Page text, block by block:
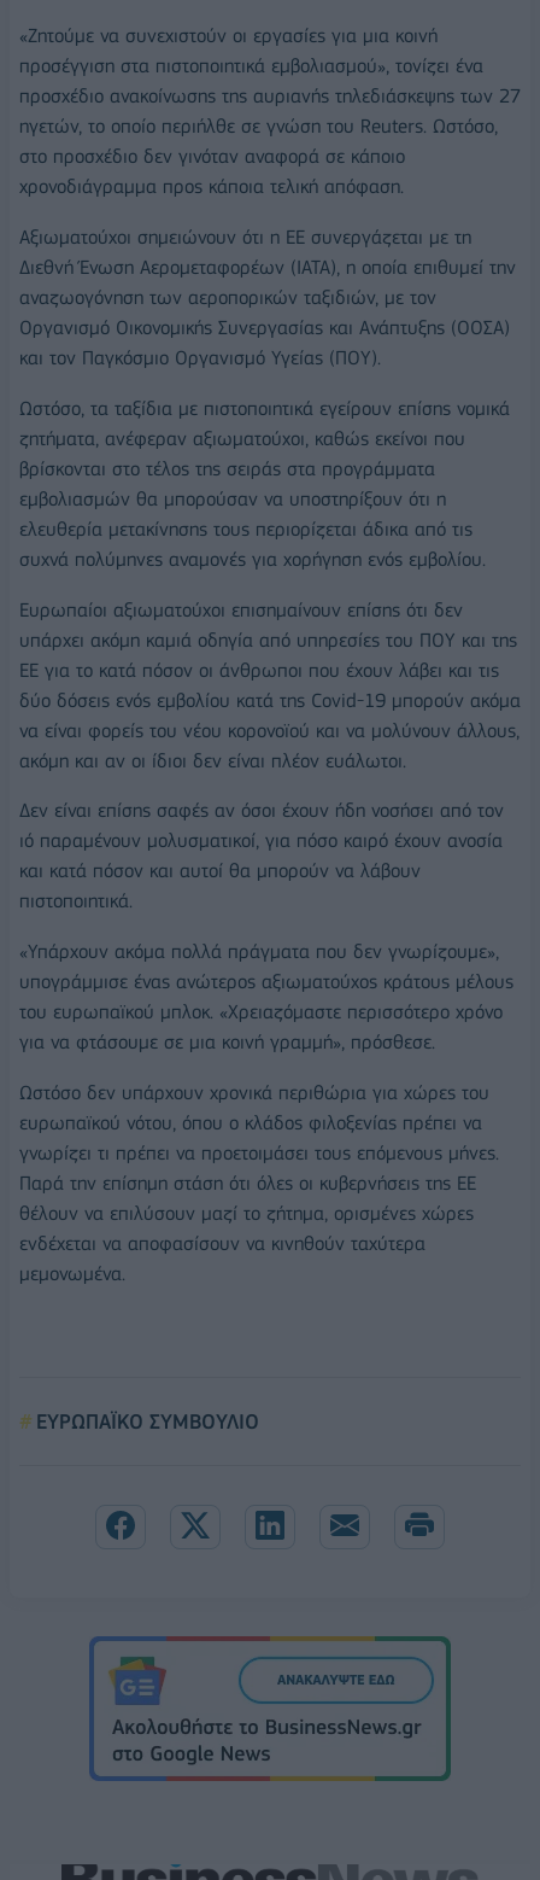
«Ζητούμε να συνεχιστούν οι εργασίες για μια κοινή
προσέγγιση στα πιστοποιητικά εμβολιασμού», τονίζει ένα
προσχέδιο ανακοίνωσης της αυριανής τηλεδιάσκεψης των 27
ηγετών, το οποίο περιήλθε σε γνώση του Reuters. Ωστόσο,
στο προσχέδιο δεν γινόταν αναφορά σε κάποιο
χρονοδιάγραμμα προς κάποια τελική απόφαση.
Αξιωματούχοι σημειώνουν ότι η ΕΕ συνεργάζεται με τη
Διεθνή Ένωση Αερομεταφορέων (IATA), η οποία επιθυμεί την
αναζωογόνηση των αεροπορικών ταξιδιών, με τον
Οργανισμό Οικονομικής Συνεργασίας και Ανάπτυξης (ΟΟΣΑ)
και τον Παγκόσμιο Οργανισμό Υγείας (ΠΟΥ).
Ωστόσο, τα ταξίδια με πιστοποιητικά εγείρουν επίσης νομικά
ζητήματα, ανέφεραν αξιωματούχοι, καθώς εκείνοι που
βρίσκονται στο τέλος της σειράς στα προγράμματα
εμβολιασμών θα μπορούσαν να υποστηρίξουν ότι η
ελευθερία μετακίνησης τους περιορίζεται άδικα από τις
συχνά πολύμηνες αναμονές για χορήγηση ενός εμβολίου.
Ευρωπαίοι αξιωματούχοι επισημαίνουν επίσης ότι δεν
υπάρχει ακόμη καμιά οδηγία από υπηρεσίες του ΠΟΥ και της
ΕΕ για το κατά πόσον οι άνθρωποι που έχουν λάβει και τις
δύο δόσεις ενός εμβολίου κατά της Covid-19 μπορούν ακόμα
να είναι φορείς του νέου κορονοϊού και να μολύνουν άλλους,
ακόμη και αν οι ίδιοι δεν είναι πλέον ευάλωτοι.
Δεν είναι επίσης σαφές αν όσοι έχουν ήδη νοσήσει από τον
ιό παραμένουν μολυσματικοί, για πόσο καιρό έχουν ανοσία
και κατά πόσον και αυτοί θα μπορούν να λάβουν
πιστοποιητικά.
«Υπάρχουν ακόμα πολλά πράγματα που δεν γνωρίζουμε»,
υπογράμμισε ένας ανώτερος αξιωματούχος κράτους μέλους
του ευρωπαϊκού μπλοκ. «Χρειαζόμαστε περισσότερο χρόνο
για να φτάσουμε σε μια κοινή γραμμή», πρόσθεσε.
Ωστόσο δεν υπάρχουν χρονικά περιθώρια για χώρες του
ευρωπαϊκού νότου, όπου ο κλάδος φιλοξενίας πρέπει να
γνωρίζει τι πρέπει να προετοιμάσει τους επόμενους μήνες.
Παρά την επίσημη στάση ότι όλες οι κυβερνήσεις της ΕΕ
θέλουν να επιλύσουν μαζί το ζήτημα, ορισμένες χώρες
ενδέχεται να αποφασίσουν να κινηθούν ταχύτερα
μεμονωμένα.
ΕΥΡΩΠΑΪΚΟ ΣΥΜΒΟΥΛΙΟ